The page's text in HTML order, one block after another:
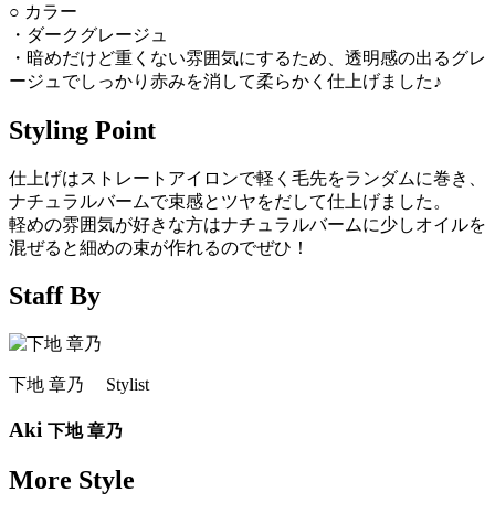
○ カラー
・ダークグレージュ
・暗めだけど重くない雰囲気にするため、透明感の出るグレ
ージュでしっかり赤みを消して柔らかく仕上げました♪
Styling Point
仕上げはストレートアイロンで軽く毛先をランダムに巻き、
ナチュラルバームで束感とツヤをだして仕上げました。
軽めの雰囲気が好きな方はナチュラルバームに少しオイルを
混ぜると細めの束が作れるのでぜひ！
Staff By
下地 章乃 Stylist
Aki 下地 章乃
More Style